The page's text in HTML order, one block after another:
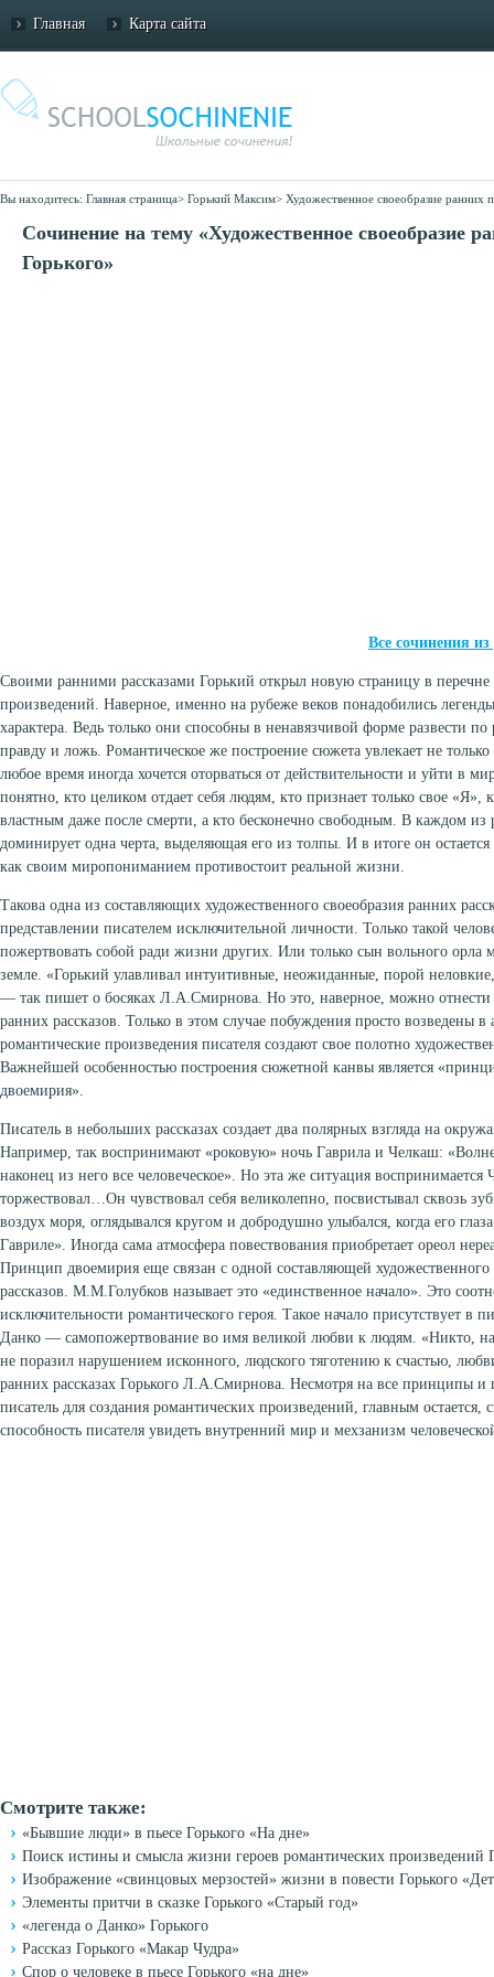
Главная Карта сайта
Вы находитесь: Главная страница> Горький Максим> Художественное своеобразие ранних
Сочинение на тему «Художественное своеобразие
Горького»
Все сочинения
Своими ранними рассказами Горький открыл новую страницу в перечне
произведений. Наверное, именно на рубеже веков понадобились
характера. Ведь только они способны в ненавязчивой форме развести
правду и ложь. Романтическое же построение сюжета увлекает не
любое время иногда хочется оторваться от действительности и уйти в
понятно, кто целиком отдает себя людям, кто признает только свое «Я»,
властным даже после смерти, а кто бесконечно свободным. В каждом из
доминирует одна черта, выделяющая его из толпы. И в итоге он
как своим миропониманием противостоит реальной жизни.
Такова одна из составляющих художественного своеобразия ранних
представлении писателем исключительной личности. Только такой
пожертвовать собой ради жизни других. Или только сын вольного орла
земле. «Горький улавливал интуитивные, неожиданные, порой
— так пишет о босяках Л.А.Смирнова. Но это, наверное, можно отнести
ранних рассказов. Только в этом случае побуждения просто возведены
романтические произведения писателя создают свое полотно
Важнейшей особенностью построения сюжетной канвы является
двоемирия».
Писатель в небольших рассказах создает два полярных взгляда на
Например, так воспринимают «роковую» ночь Гаврила и Челкаш:
наконец из него все человеческое». Но эта же ситуация
торжествовал…Он чувствовал себя великолепно, посвистывал сквозь
воздух моря, оглядывался кругом и добродушно улыбался, когда его
Гавриле». Иногда сама атмосфера повествования приобретает ореол
Принцип двоемирия еще связан с одной составляющей художественного
рассказов. М.М.Голубков называет это «единственное начало». Это
исключительности романтического героя. Такое начало присутствует в
Данко — самопожертвование во имя великой любви к людям. «Никто,
не поразил нарушением исконного, людского тяготению к счастью,
ранних рассказах Горького Л.А.Смирнова. Несмотря на все принципы и
писатель для создания романтических произведений, главным остается,
способность писателя увидеть внутренний мир и мехзанизм
Смотрите также:
«Бывшие люди» в пьесе Горького «На дне»
Поиск истины и смысла жизни героев романтических произведений
Изображение «свинцовых мерзостей» жизни в повести Горького
Элементы притчи в сказке Горького «Старый год»
«легенда о Данко» Горького
Рассказ Горького «Макар Чудра»
Спор о человеке в пьесе Горького «на дне»